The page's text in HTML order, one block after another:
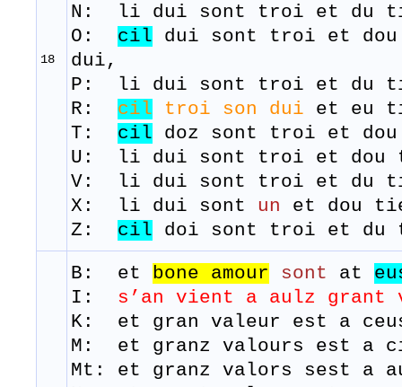
18
N: li dui sont troi et du
O: cil dui sont troi et
dui,
P: li dui sont troi et du
R: cil troi son dui et eu
T: cil doz sont troi et dou
U: li dui sont troi et dou
V: li dui sont troi et du
X: li dui sont un et dou
Z: cil doi sont troi et
B: et bone amour sont at
I: s’an vient a aulz
grant
K: et gran valeur est a
M: et granz valours est a
Mt: et granz valors sest a